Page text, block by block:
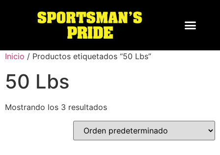
Inicio / Productos etiquetados “50 Lbs”
50 Lbs
Mostrando los 3 resultados